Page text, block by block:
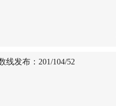
线发布：201/104/52